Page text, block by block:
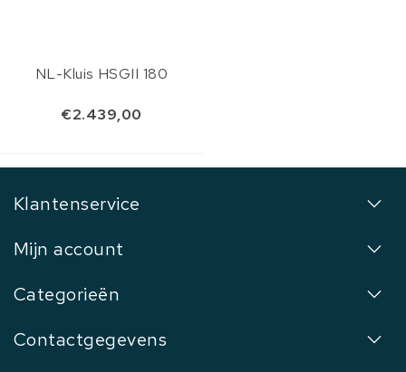
NL-Kluis HSGII 180
€2.439,00
Klantenservice
Mijn account
Categorieën
Contactgegevens